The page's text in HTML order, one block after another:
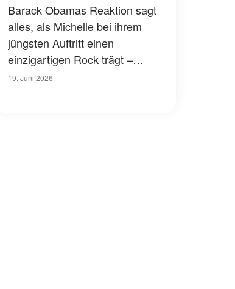
ist eine Lüge“
Barack Obamas Reaktion sagt
alles, als Michelle bei ihrem
jüngsten Auftritt einen
einzigartigen Rock trägt –
Fotos
19. Juni 2026